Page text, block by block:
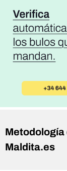
Metodología
Maldita.es